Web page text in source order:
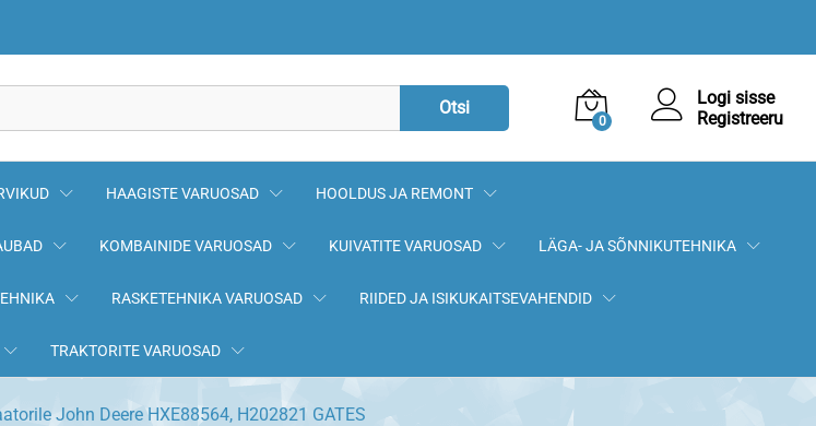
Otsi
0
Logi sisse
Registreeru
HAAGISTE VARUOSAD HOOLDUS JA REMONT
KOMBAINIDE VARUOSAD KUIVATITE VARUOSAD LÄGA- JA SÕNNIKUTEHNIKA
RASKETEHNIKA VARUOSAD RIIDED JA ISIKUKAITSEVAHENDID
TRAKTORITE VARUOSAD
John Deere HXE88564, H202821 GATES